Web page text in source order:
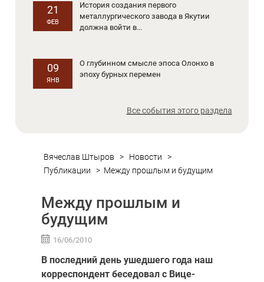
21
ФЕВ
История создания первого
металлургического завода в Якутии
должна войти в...
09
ЯНВ
О глубинном смысле эпоса Олонхо в
эпоху бурных перемен
Все события этого раздела
Вячеслав Штыров > Новости
>
Публикации
> Между прошлым и будущим
Между прошлым и
будущим
16/06/2010
В последний день ушедшего года наш
корреспондент беседовал с Вице-